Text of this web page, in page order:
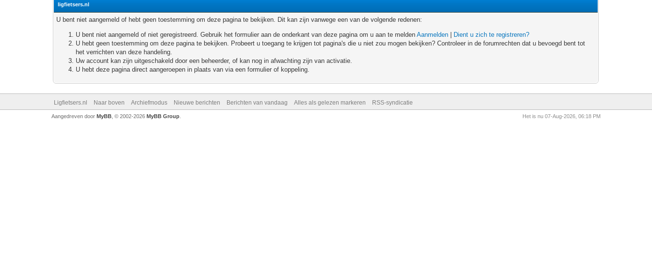
ligfietsers.nl
U bent niet aangemeld of hebt geen toestemming om deze pagina te bekijken. Dit kan zijn vanwege een van de volgende redenen:
U bent niet aangemeld of niet geregistreerd. Gebruik het formulier aan de onderkant van deze pagina om u aan te meldenAanmelden
Dient u zich te registreren?
U hebt geen toestemming om deze pagina te bekijken. Probeert u toegang te krijgen tot pagina's die u niet zou mogen bekijken? Controleer in de forumrechten dat u bevoegd bent tot
het verrichten van deze handeling.
Uw account kan zijn uitgeschakeld door een beheerder, of kan nog in afwachting zijn van activatie.
U hebt deze pagina direct aangeroepen in plaats van via een formulier of koppeling.
Ligfietsers.nl Naar boven Archiefmodus Nieuwe berichten Berichten van vandaag Alles als gelezen markeren RSS-syndicatie
Het is nu 07-Aug-2026, 06:18 PM
Aangedreven door MyBB, © 2002-2026 MyBB Group.